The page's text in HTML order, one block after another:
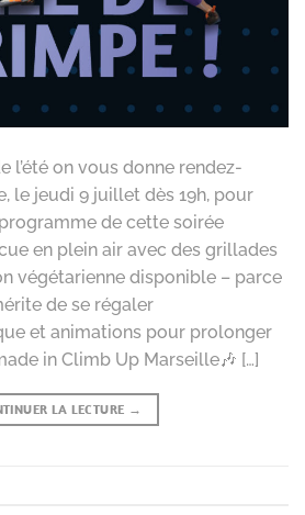
l’été on vous donne rendez-
le jeudi 9 juillet dès 19h, pour
de cette soirée
en plein air avec des grillades
végétarienne disponible – parce
de se régaler
et animations pour prolonger
in Climb Up Marseille🎶 […]
LA LECTURE →